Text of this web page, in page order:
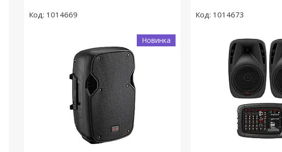
1014669
Новинка
1014673